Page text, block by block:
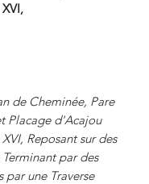
de Cheminée, Pare
Placage d'Acajou
Reposant sur des
par des
par une Traverse